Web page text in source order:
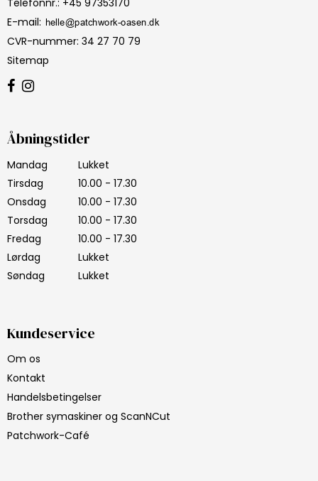
Telefonnr.: +45 97353170
E-mail:
CVR-nummer: 34 27 70 79
Sitemap
Åbningstider
Mandag
Lukket
Tirsdag
10.00 - 17.30
Onsdag
10.00 - 17.30
Torsdag
10.00 - 17.30
Fredag
10.00 - 17.30
Lørdag
Lukket
Søndag
Lukket
Kundeservice
Om os
Kontakt
Handelsbetingelser
Brother symaskiner og ScanNCut
Patchwork-Café